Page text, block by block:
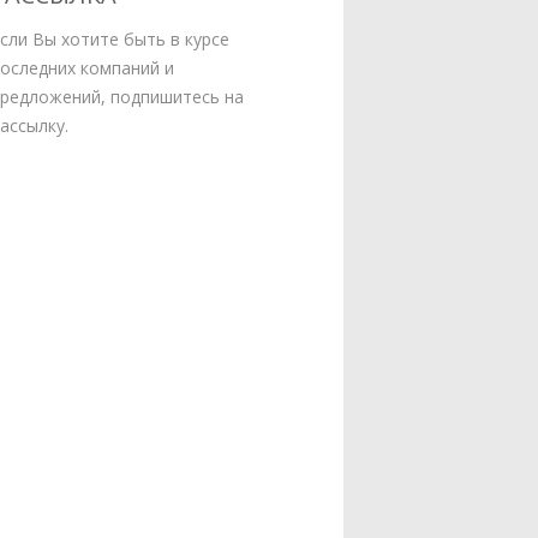
Вы хотите быть в курсе
компаний и
подпишитесь на